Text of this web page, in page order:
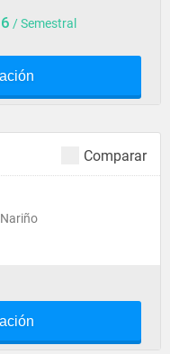
/ Semestral
Comparar